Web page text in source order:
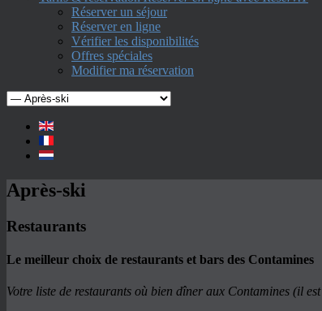
Réserver un séjour
Réserver en ligne
Vérifier les disponibilités
Offres spéciales
Modifier ma réservation
Après-ski
Restaurants
Le meilleur choix de restaurants et bars des Contamines
Votre liste de restaurants où bien dîner aux Contamines (il